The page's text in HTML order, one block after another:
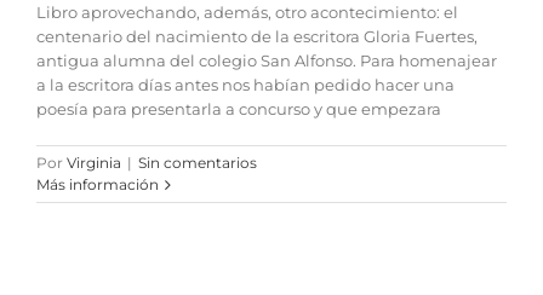
Libro aprovechando, además, otro acontecimiento: el
centenario del nacimiento de la escritora Gloria Fuertes,
antigua alumna del colegio San Alfonso. Para homenajear
a la escritora días antes nos habían pedido hacer una
poesía para presentarla a concurso y que empezara
Por Virginia | Sin comentarios
Más información